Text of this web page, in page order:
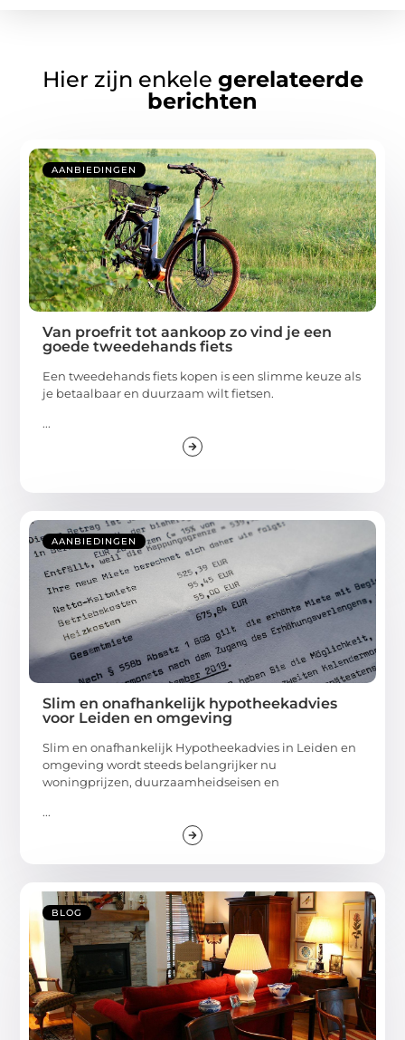
Hier zijn enkele gerelateerde
berichten
AANBIEDINGEN
Van proefrit tot aankoop zo vind je een
goede tweedehands fiets
Een tweedehands fiets kopen is een slimme keuze als
je betaalbaar en duurzaam wilt fietsen.
...
AANBIEDINGEN
Slim en onafhankelijk hypotheekadvies
voor Leiden en omgeving
Slim en onafhankelijk Hypotheekadvies in Leiden en
omgeving wordt steeds belangrijker nu
woningprijzen, duurzaamheidseisen en
...
BLOG